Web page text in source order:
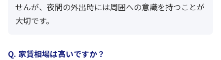
せんが、夜間の外出時には周囲への意識を持つことが
大切です。
Q. 家賃相場は高いですか？